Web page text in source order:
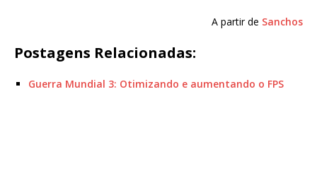
A partir de Sanchos
Postagens Relacionadas:
Guerra Mundial 3: Otimizando e aumentando o FPS